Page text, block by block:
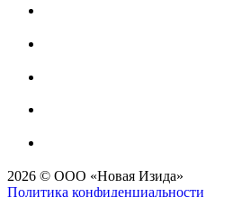
2026 © ООО «Новая Изида»
Политика конфиденциальности